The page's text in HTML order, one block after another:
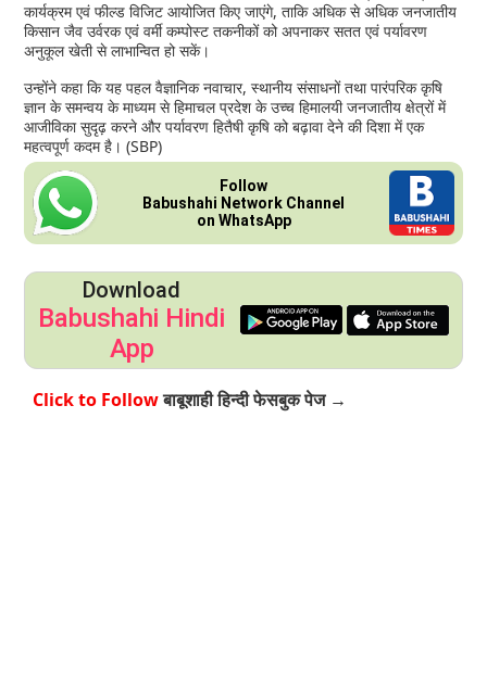
कार्यक्रम एवं फील्ड विजिट आयोजित किए जाएंगे, ताकि अधिक से अधिक जनजातीय
किसान जैव उर्वरक एवं वर्मी कम्पोस्ट तकनीकों को अपनाकर सतत एवं पर्यावरण
अनुकूल खेती से लाभान्वित हो सकें।
उन्होंने कहा कि यह पहल वैज्ञानिक नवाचार, स्थानीय संसाधनों तथा पारंपरिक कृषि
ज्ञान के समन्वय के माध्यम से हिमाचल प्रदेश के उच्च हिमालयी जनजातीय क्षेत्रों में
आजीविका सुदृढ़ करने और पर्यावरण हितैषी कृषि को बढ़ावा देने की दिशा में एक
महत्वपूर्ण कदम है। (SBP)
Follow
Babushahi Network Channel
on WhatsApp
Download
Babushahi Hindi
App
Click to Followबाबूशाही हिन्दी फेसबुक पेज →